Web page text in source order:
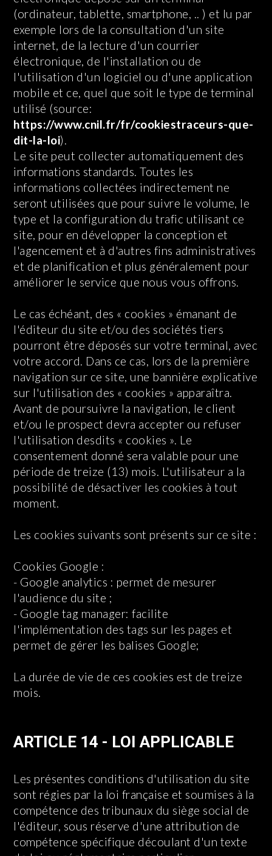
(ordinateur, tablette, smartphone, .. ) et lu par
exemple lors de la consultation d'un site
internet, de la lecture d'un courrier
électronique, de l'installation ou de
l'utilisation d'un logiciel ou d'une application
mobile et ce, quel que soit le type de terminal
utilisé (source:
https://www.cnil.fr/fr/cookiestraceurs-que-
dit-la-loi).
Le site peut collecter automatiquement des
informations standards. Toutes les
informations collectées indirectement ne
seront utilisées que pour suivre le volume, le
type et la configuration du trafic utilisant ce
site, pour en développer la conception et
l'agencement et à d'autres fins administratives
et de planification et plus généralement pour
améliorer le service que nous vous offrons.
Le cas échéant, des « cookies » émanant de
l'éditeur du site et/ou des sociétés tiers
pourront être déposés sur votre terminal, avec
votre accord. Dans ce cas, lors de la première
navigation sur ce site, une bannière explicative
sur l'utilisation des « cookies » apparaîtra.
Avant de poursuivre la navigation, le client
et/ou le prospect devra accepter ou refuser
l'utilisation desdits « cookies ». Le
consentement donné sera valable pour une
période de treize (13) mois. L'utilisateur a la
possibilité de désactiver les cookies à tout
moment.
Les cookies suivants sont présents sur ce site :
Cookies Google :
- Google analytics : permet de mesurer
l'audience du site ;
- Google tag manager: facilite
l'implémentation des tags sur les pages et
permet de gérer les balises Google;
La durée de vie de ces cookies est de treize
mois.
ARTICLE 14 - LOI APPLICABLE
Les présentes conditions d'utilisation du site
sont régies par la loi française et soumises à la
compétence des tribunaux du siège social de
l'éditeur, sous réserve d'une attribution de
compétence spécifique découlant d'un texte